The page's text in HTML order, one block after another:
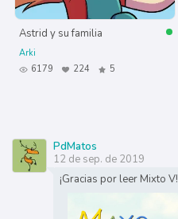
Astrid y su familia
Arki
6179
224 5
PdMatos
12 de sep. de 2019
¡Gracias por leer Mixto V!